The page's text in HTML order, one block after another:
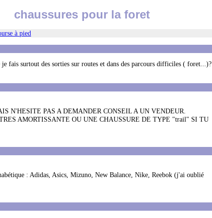
chaussures pour la foret
à pied
fais surtout des sorties sur routes et dans des parcours difficiles ( foret...)?
N'HESITE PAS A DEMANDER CONSEIL A UN VENDEUR.
AMORTISSANTE OU UNE CHAUSSURE DE TYPE "trail" SI TU
: Adidas, Asics, Mizuno, New Balance, Nike, Reebok (j'ai oublié